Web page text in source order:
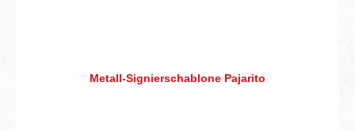
Metall-Signierschablone Pajarito